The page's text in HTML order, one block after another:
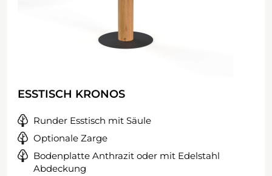
ESSTISCH KRONOS
Runder Esstisch mit Säule
Optionale Zarge
Bodenplatte Anthrazit oder mit Edelstahl
Abdeckung